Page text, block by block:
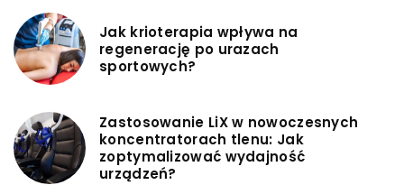
Jak krioterapia wpływa na
regenerację po urazach
sportowych?
Zastosowanie LiX w nowoczesnych
koncentratorach tlenu: Jak
zoptymalizować wydajność
urządzeń?